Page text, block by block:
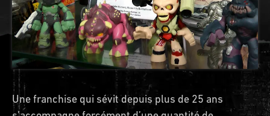
Une franchise qui sévit depuis plus de 25 ans